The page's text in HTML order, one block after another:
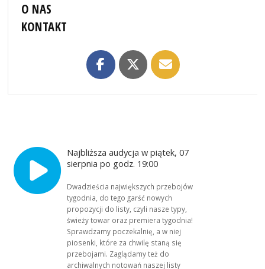
O NAS
KONTAKT
Najbliższa audycja w piątek, 07
sierpnia po godz. 19:00
Dwadzieścia największych przebojów
tygodnia, do tego garść nowych
propozycji do listy, czyli nasze typy,
świeży towar oraz premiera tygodnia!
Sprawdzamy poczekalnię, a w niej
piosenki, które za chwilę staną się
przebojami. Zaglądamy też do
archiwalnych notowań naszej listy